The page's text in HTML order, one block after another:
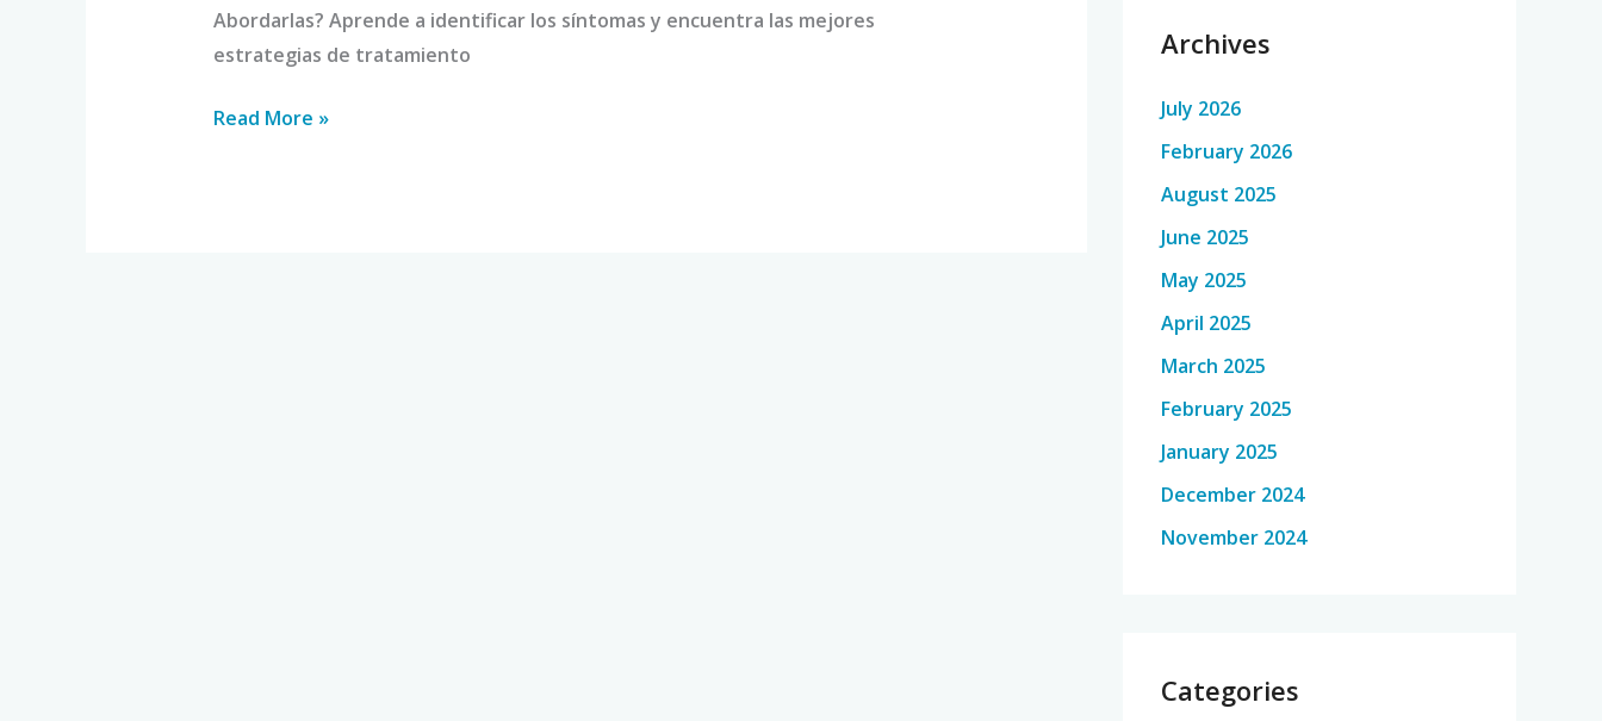
Abordarlas? Aprende a identificar los síntomas y encuentra las mejores
estrategias de tratamiento
Read More »
Archives
July 2026
February 2026
August 2025
June 2025
May 2025
April 2025
March 2025
February 2025
January 2025
December 2024
November 2024
Categories